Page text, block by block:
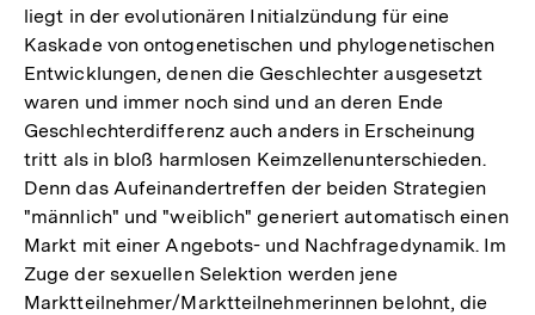
liegt in der evolutionären Initialzündung für eine
Kaskade von ontogenetischen und phylogenetischen
Entwicklungen, denen die Geschlechter ausgesetzt
waren und immer noch sind und an deren Ende
Geschlechterdifferenz auch anders in Erscheinung
tritt als in bloß harmlosen Keimzellenunterschieden.
Denn das Aufeinandertreffen der beiden Strategien
"männlich" und "weiblich" generiert automatisch einen
Markt mit einer Angebots- und Nachfragedynamik. Im
Zuge der sexuellen Selektion werden jene
Marktteilnehmer/Marktteilnehmerinnen belohnt, die